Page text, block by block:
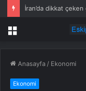
Menü
Anasayfa / Ekonomi
Ekonomi